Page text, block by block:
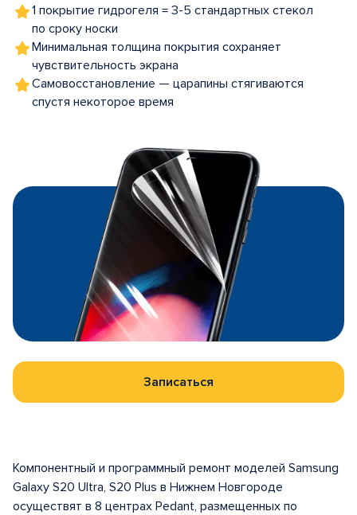
1 покрытие гидрогеля = 3-5 стандартных стекол
по сроку носки
Минимальная толщина покрытия сохраняет
чувствительность экрана
Самовосстановление — царапины стягиваются
спустя некоторое время
Записаться
Компонентный и программный ремонт моделей Samsung
Galaxy S20 Ultra, S20 Plus в Нижнем Новгороде
осуществят в 8 центрах Pedant, размещенных по